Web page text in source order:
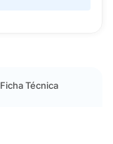
Ficha Técnica